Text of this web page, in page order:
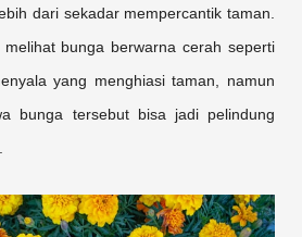
dari sekadar mempercantik taman.
bunga berwarna cerah seperti
yang menghiasi taman, namun
bunga tersebut bisa jadi pelindung